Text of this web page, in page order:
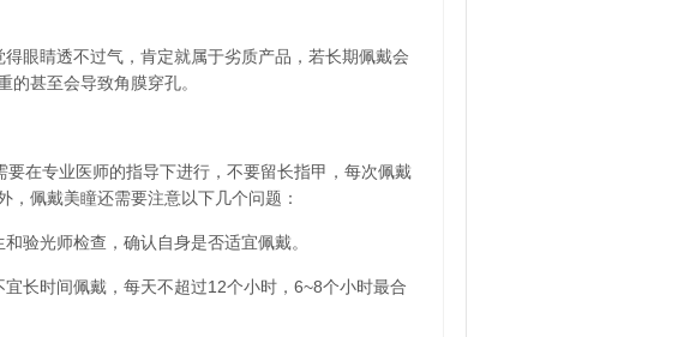
眼睛透不过气，肯定就属于劣质产品，若长期佩戴会
甚至会导致角膜穿孔。
在专业医师的指导下进行，不要留长指甲，每次佩戴
佩戴美瞳还需要注意以下几个问题：
验光师检查，确认自身是否适宜佩戴。
长时间佩戴，每天不超过12个小时，6~8个小时最合